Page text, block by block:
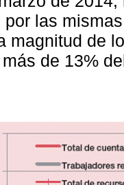
por las
magnitud de
de 13%